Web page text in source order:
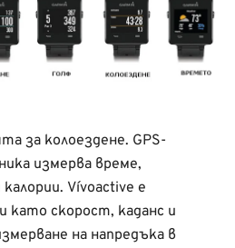
за колоездене. GPS-
измерва време,
Vívoactive е
като скорост, каданс и
на напредъка в